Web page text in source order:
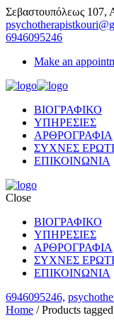
Σεβαστουπόλεως 107,
6946095246
Make an
ΒΙΟΓΡΑΦΙΚΟ
ΥΠΗΡΕΣΙΕΣ
ΑΡΘΡΟΓΡΑΦΙΑ
ΣΥΧΝΕΣ
ΕΠΙΚΟΙΝΩΝΙΑ
Close
ΒΙΟΓΡΑΦΙΚΟ
ΥΠΗΡΕΣΙΕΣ
ΑΡΘΡΟΓΡΑΦΙΑ
ΣΥΧΝΕΣ
ΕΠΙΚΟΙΝΩΝΙΑ
6946095246,
Home / Products